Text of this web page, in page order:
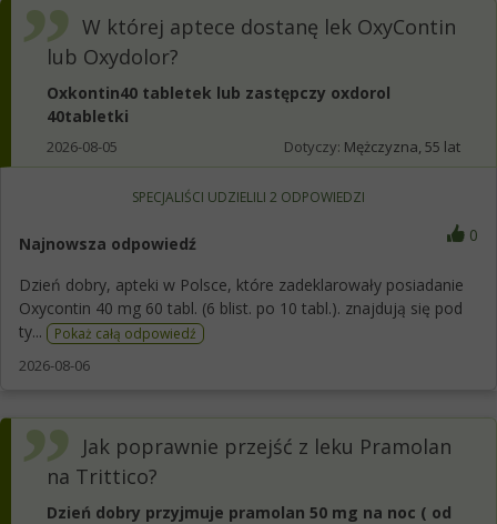
W której aptece dostanę lek OxyContin
lub Oxydolor?
Oxkontin40 tabletek lub zastępczy oxdorol
40tabletki
2026-08-05 Dotyczy: Mężczyzna, 55 lat
SPECJALIŚCI UDZIELILI 2 ODPOWIEDZI
Najnowsza odpowiedź 0
Dzień dobry, apteki w Polsce, które zadeklarowały posiadanie
Oxycontin 40 mg 60 tabl. (6 blist. po 10 tabl.). znajdują się pod
ty...
Pokaż całą odpowiedź
2026-08-06
Jak poprawnie przejść z leku Pramolan
na Trittico?
Dzień dobry przyjmuje pramolan 50 mg na noc ( od